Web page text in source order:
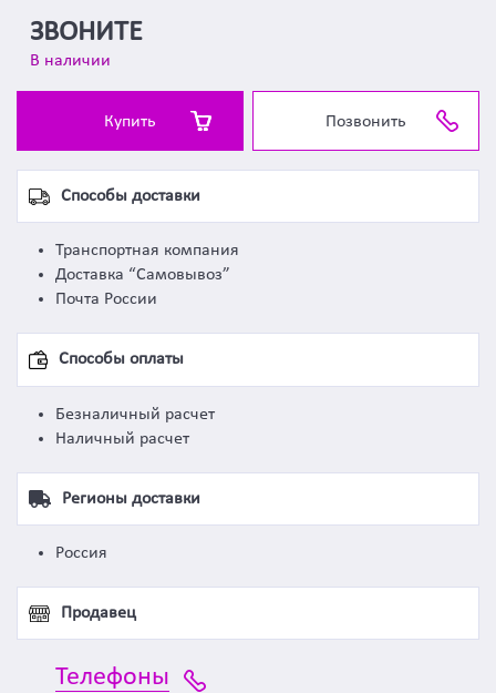
ЗВОНИТЕ
В наличии
Купить Позвонить
Способы доставки
Транспортная компания
Доставка “Самовывоз”
Почта России
Способы оплаты
Безналичный расчет
Наличный расчет
Регионы доставки
Россия
Продавец
Телефоны